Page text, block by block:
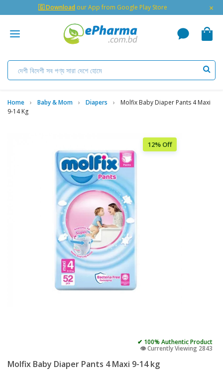
🇬 Download our App from Google Play Store ×
Home Baby & Mom Diapers
Molfix Baby Diaper Pants 4 Maxi
9-14 Kg
12% Off
✔ 100% Authentic Product
👁️ Currently Viewing 2843
Molfix Baby Diaper Pants 4 Maxi 9-14 kg